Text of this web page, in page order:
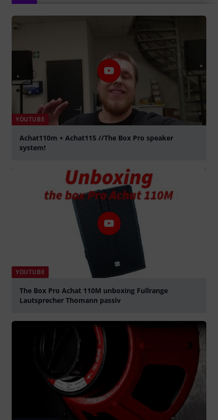
YOUTUBE
Achat110m + Achat115 //The Box Pro speaker
system!
YOUTUBE
The Box Pro Achat 110M unboxing Fullrange
Lautsprecher Thomann passiv